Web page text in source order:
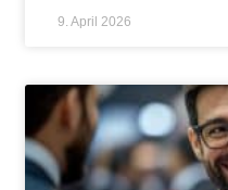
9. April 2026